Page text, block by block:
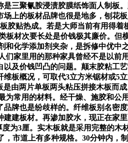
三聚氰胺浸渍胶膜纸饰面人制板
上的板材品牌也很是地多，刨花
贴热成。若是大师当前有用得
材次要长处是价钱极其廉价。但
化学添加剂夹杂，是拆修中优
家里用的那种家具曾经不是以
及价钱凹凸的问题。颠末胶粘工
板概况，可取代3立方米锯材或5
由两片单板两头粘压拼接木板而
常用的材料。经干燥、施胶和
牌也是纷歧样的。纤维板别名密
建板材。再渗加胶水，现正在家
3厘。实木板就是采用完整的木
市道上有多种规格。30分钟内